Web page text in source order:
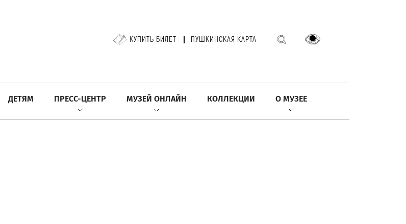
КУПИТЬ БИЛЕТ ПУШКИНСКАЯ КАРТА
ДЕТЯМ ПРЕСС-ЦЕНТР МУЗЕЙ ОНЛАЙН КОЛЛЕКЦИИ О МУЗЕЕ